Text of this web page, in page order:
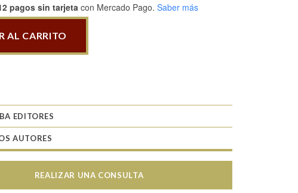
pagos sin tarjeta con Mercado Pago. Saber más
AL CARRITO
EDITORES
AUTORES
REALIZAR UNA CONSULTA